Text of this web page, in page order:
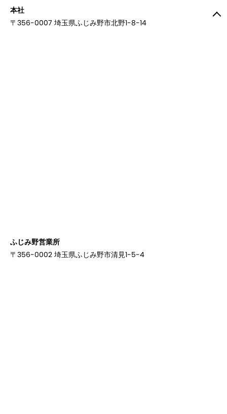
本社
〒356-0007 埼玉県ふじみ野市北野1-8-14
ふじみ野営業所
〒356-0002 埼玉県ふじみ野市清見1-5-4